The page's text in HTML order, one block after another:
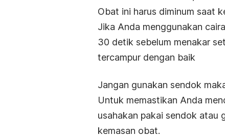
Obat ini harus diminum saat
Jika Anda menggunakan
30 detik sebelum menakar
tercampur dengan baik
Jangan gunakan sendok
Untuk memastikan Anda
usahakan pakai sendok atau
kemasan obat.